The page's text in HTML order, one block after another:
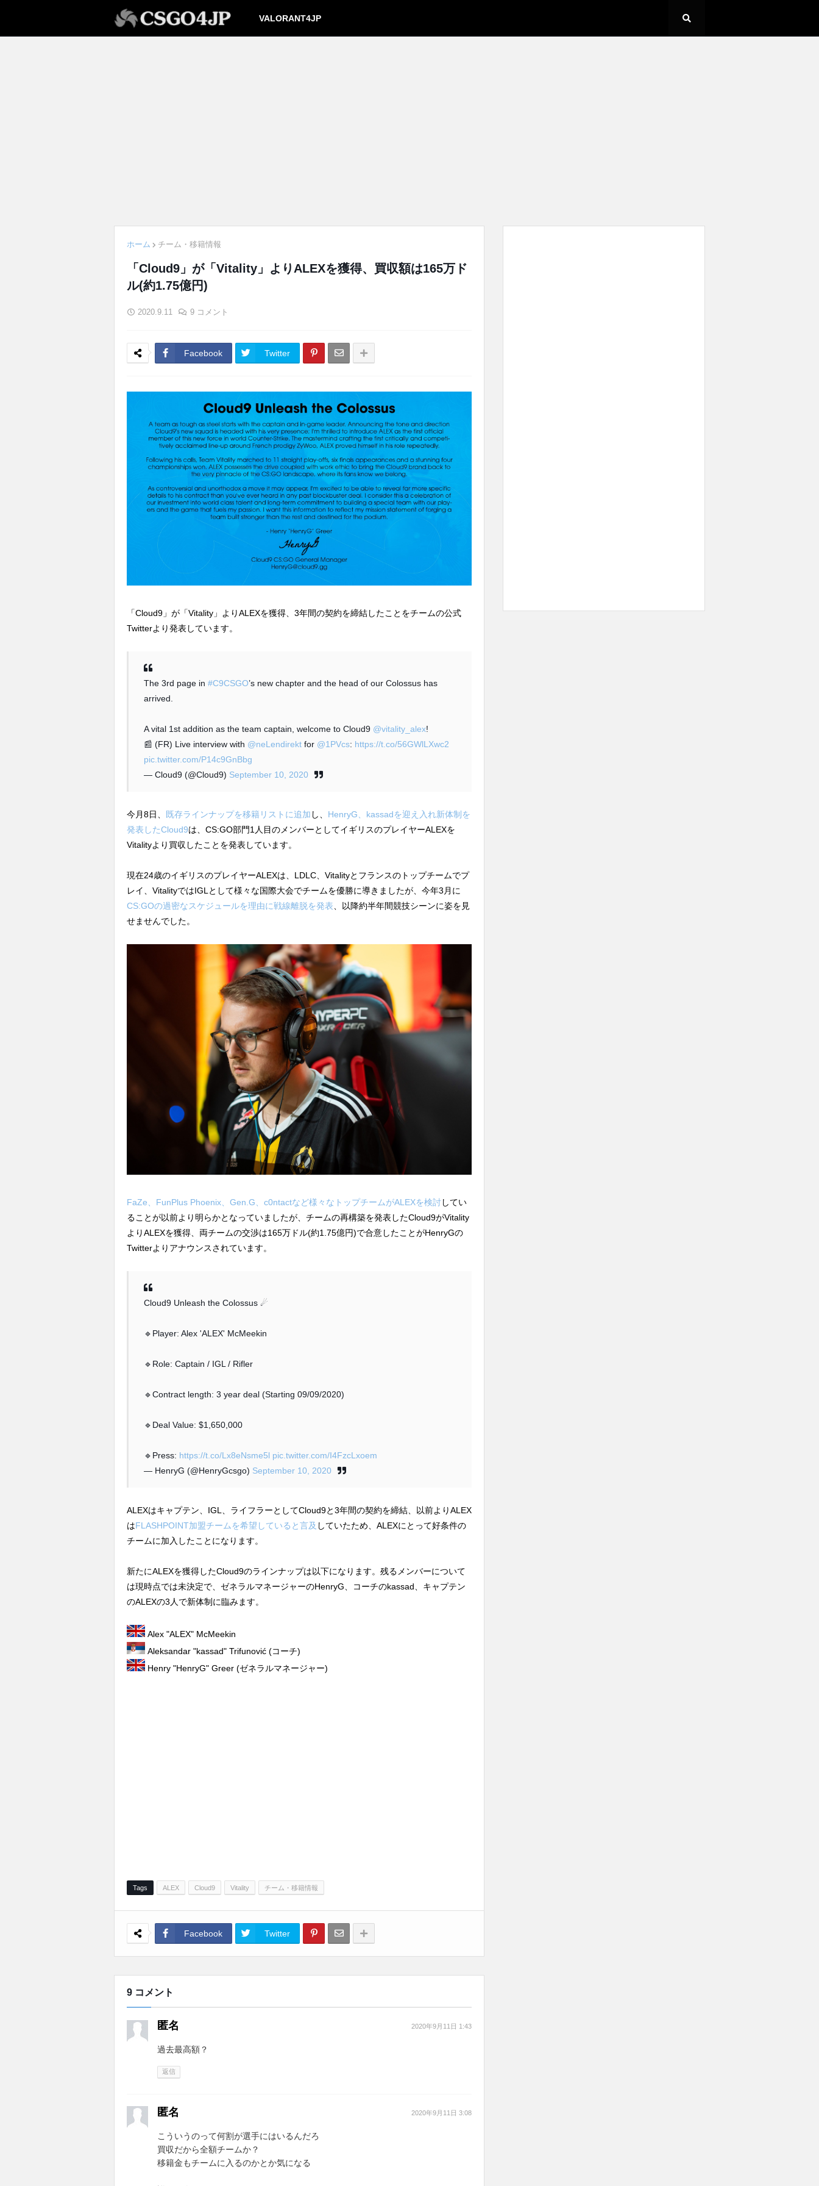
VALORANT4JP
ホーム チーム・移籍情報
「Cloud9」が「Vitality」よりALEXを獲得、買収額は165万ド
ル(約1.75億円)
2020.9.11 9 コメント
Facebook Twitter
「Cloud9」が「Vitality」よりALEXを獲得、3年間の契約を締結したことをチームの公式
Twitterより発表しています。
The 3rd page in #C9CSGO’s new chapter and the head of our Colossus has
arrived.
A vital 1st addition as the team captain, welcome to Cloud9 @vitality_alex!
📰 (FR) Live interview with @neLendirekt for @1PVcs: https://t.co/56GWlLXwc2
pic.twitter.com/P14c9GnBbg
— Cloud9 (@Cloud9) September 10, 2020
今月8日、 既存ラインナップを移籍リストに追加 し、 HenryG、kassadを迎え入れ新体制を
発表したCloud9は、CS:GO部門1人目のメンバーとしてイギリスのプレイヤーALEXを
Vitalityより買収したことを発表しています。
現在24歳のイギリスのプレイヤーALEXは、LDLC、Vitalityとフランスのトップチームでプ
レイ、VitalityではIGLとして様々な国際大会でチームを優勝に導きましたが、今年3月に
CS:GOの過密なスケジュールを理由に戦線離脱を発表、以降約半年間競技シーンに姿を見
せませんでした。
FaZe、FunPlus Phoenix、Gen.G、c0ntactなど様々なトップチームがALEXを検討してい
ることが以前より明らかとなっていましたが、チームの再構築を発表したCloud9がVitality
よりALEXを獲得、両チームの交渉は165万ドル(約1.75億円)で合意したことがHenryGの
Twitterよりアナウンスされています。
Cloud9 Unleash the Colossus ☄
🔹Player: Alex 'ALEX' McMeekin
🔹Role: Captain / IGL / Rifler
🔹Contract length: 3 year deal (Starting 09/09/2020)
🔹Deal Value: $1,650,000
🔹Press: https://t.co/Lx8eNsme5l pic.twitter.com/I4FzcLxoem
— HenryG (@HenryGcsgo) September 10, 2020
ALEXはキャプテン、IGL、ライフラーとしてCloud9と3年間の契約を締結、以前よりALEX
はFLASHPOINT加盟チームを希望していると言及 していたため、ALEXにとって好条件の
チームに加入したことになります。
新たにALEXを獲得したCloud9のラインナップは以下になります。残るメンバーについて
は現時点では未決定で、ゼネラルマネージャーのHenryG、コーチのkassad、キャプテン
のALEXの3人で新体制に臨みます。
Alex "ALEX" McMeekin
Aleksandar "kassad" Trifunović (コーチ)
Henry "⁠HenryG⁠" Greer (ゼネラルマネージャー)
Tags ALEX Cloud9 Vitality チーム・移籍情報
Facebook Twitter
9 コメント
匿名 2020年9月11日 1:43
過去最高額？
返信
匿名 2020年9月11日 3:08
こういうのって何割が選手にはいるんだろ
買収だから全額チームか？
移籍金もチームに入るのかとか気になる